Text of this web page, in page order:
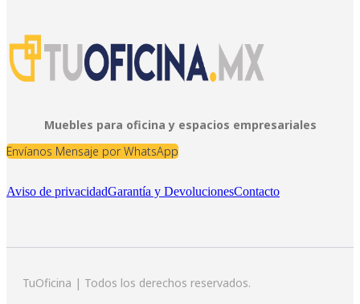
Muebles para oficina y espacios empresariales
Envíanos Mensaje por WhatsApp
Aviso de privacidadGarantía y DevolucionesContacto
TuOficina | Todos los derechos reservados.